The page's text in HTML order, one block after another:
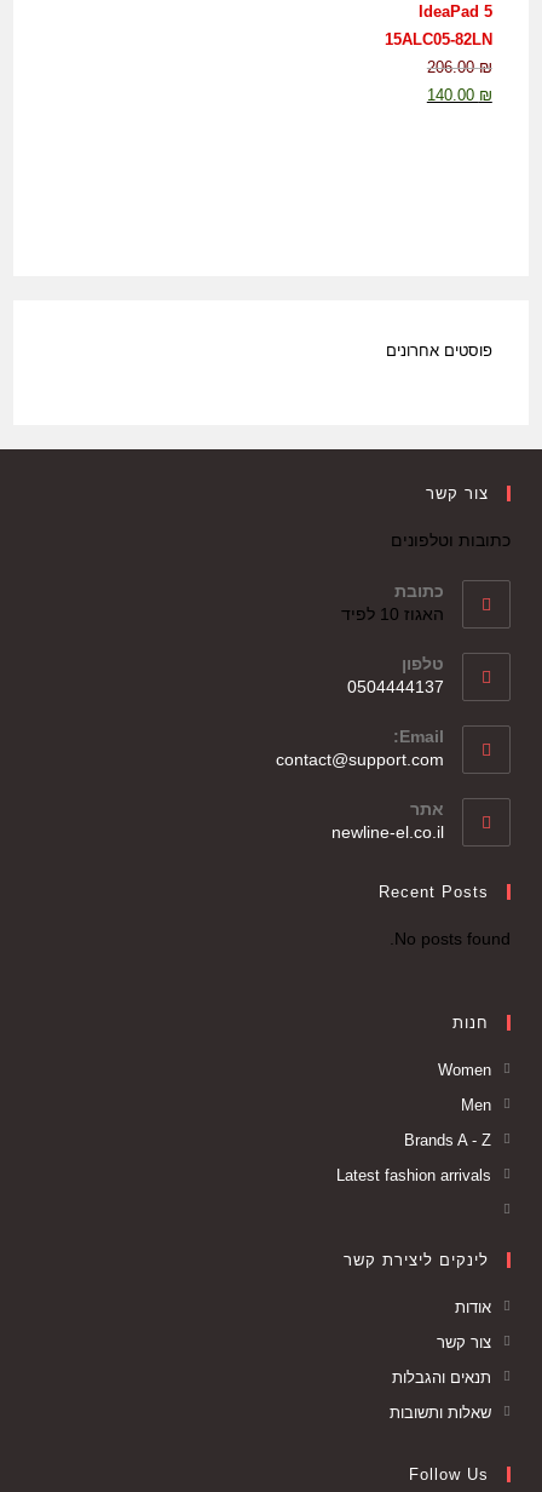
IdeaPad 5
15ALC05-82LN
206.00₪
140.00 ₪
פוסטים אחרונים
צור קשר
כתובות וטלפונים
כתובת
האגוז 10 לפיד
טלפון
0504444137
Email:
contact@support.com
אתר
newline-el.co.il
Recent Posts
No posts found.
חנות
Women
Men
Brands A - Z
Latest fashion arrivals
לינקים ליצירת קשר
אודות
צור קשר
תנאים והגבלות
שאלות ותשובות
Follow Us